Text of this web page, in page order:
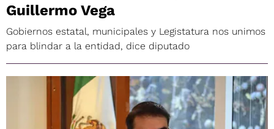
Guillermo Vega
Gobiernos estatal, municipales y Legistatura nos unimos
para blindar a la entidad, dice diputado